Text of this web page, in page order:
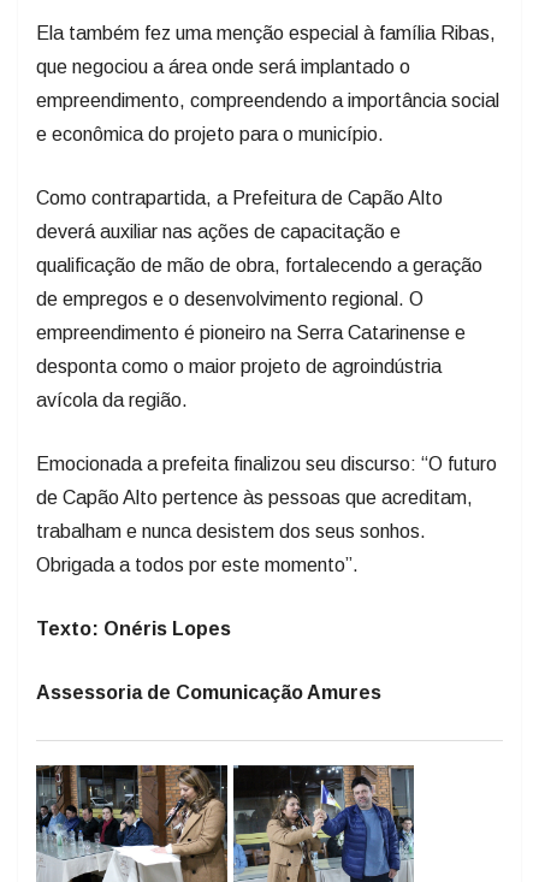
Ela também fez uma menção especial à família Ribas,
que negociou a área onde será implantado o
empreendimento, compreendendo a importância social
e econômica do projeto para o município.
Como contrapartida, a Prefeitura de Capão Alto
deverá auxiliar nas ações de capacitação e
qualificação de mão de obra, fortalecendo a geração
de empregos e o desenvolvimento regional. O
empreendimento é pioneiro na Serra Catarinense e
desponta como o maior projeto de agroindústria
avícola da região.
Emocionada a prefeita finalizou seu discurso: “O futuro
de Capão Alto pertence às pessoas que acreditam,
trabalham e nunca desistem dos seus sonhos.
Obrigada a todos por este momento”.
Texto: Onéris Lopes
Assessoria de Comunicação Amures